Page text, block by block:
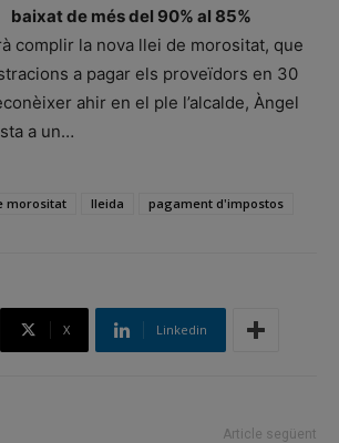
baixat de més del 90% al 85%
complir la nova llei de morositat, que
a pagar els proveïdors en 30
ahir en el ple l’alcalde, Àngel
a un…
morositat lleida pagament d'impostos
X Linkedin
Article següent